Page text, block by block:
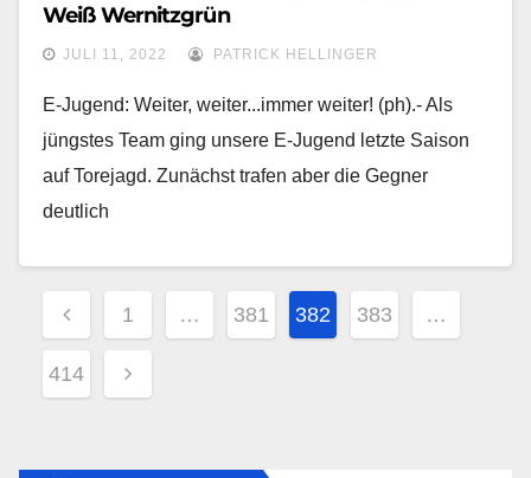
Weiß Wernitzgrün
JULI 11, 2022 PATRICK HELLINGER
E-Jugend: Weiter, weiter...immer weiter! (ph).- Als
jüngstes Team ging unsere E-Jugend letzte Saison
auf Torejagd. Zunächst trafen aber die Gegner
deutlich
1 … 381 382 383 …
414